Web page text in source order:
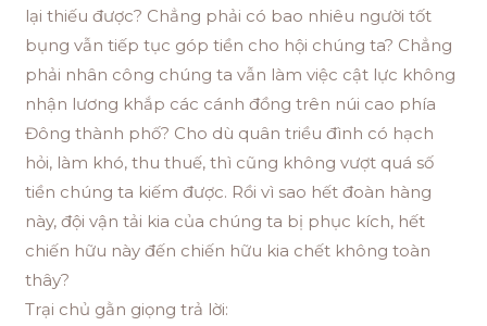
lại thiếu được? Chẳng phải có bao nhiêu người tốt
bụng vẫn tiếp tục góp tiền cho hội chúng ta? Chẳng
phải nhân công chúng ta vẫn làm việc cật lực không
nhận lương khắp các cánh đồng trên núi cao phía
Đông thành phố? Cho dù quân triều đình có hạch
hỏi, làm khó, thu thuế, thì cũng không vượt quá số
tiền chúng ta kiếm được. Rồi vì sao hết đoàn hàng
này, đội vận tải kia của chúng ta bị phục kích, hết
chiến hữu này đến chiến hữu kia chết không toàn
thây?
Trại chủ gằn giọng trả lời: